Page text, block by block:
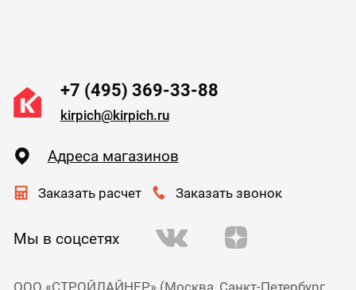
+7 (495) 369-33-88
kirpich@kirpich.ru
Адреса магазинов
Заказать расчет Заказать звонок
Мы в соцсетях